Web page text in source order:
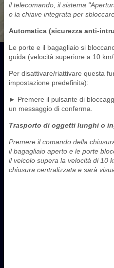
il telecomando, il sistema
o la chiave integrata per
Automatica (sicurezza anti-
Le porte e il bagagliaio si
guida (velocità superiore a 10 km/
Per disattivare/riattivare questa
impostazione predefinita):
► Premere il pulsante di
un messaggio di conferma.
Trasporto di oggetti lunghi o
Premere il comando della
il bagagliaio aperto e le porte
il veicolo supera la velocità di 10
chiusura centralizzata e sarà